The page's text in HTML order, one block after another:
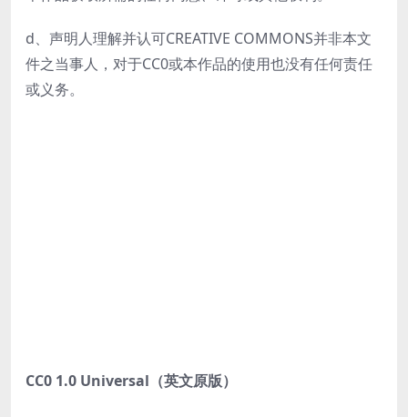
d、声明人理解并认可CREATIVE COMMONS并非本文
件之当事人，对于CC0或本作品的使用也没有任何责任
或义务。
CC0 1.0 Universal（英文原版）